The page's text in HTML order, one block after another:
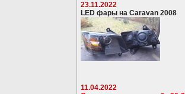
23.11.2022
LED фары на Caravan 2008
11.04.2022